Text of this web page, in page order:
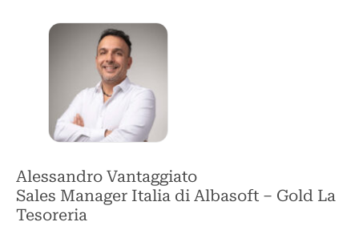
Alessandro Vantaggiato
Sales Manager Italia di Albasoft – Gold La
Tesoreria